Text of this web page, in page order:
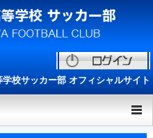
学校サッカー部 オフィシャルサイト